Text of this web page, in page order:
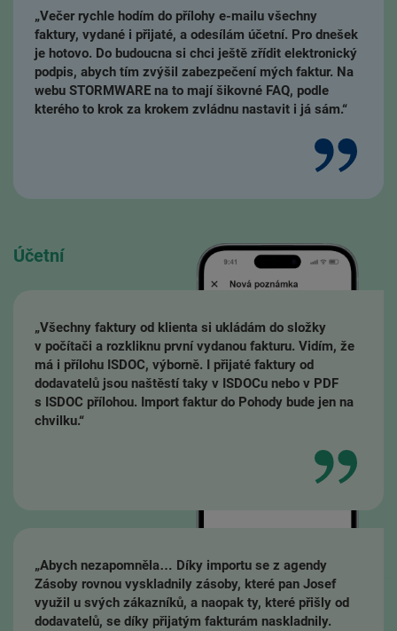
„Večer rychle hodím do přílohy e-mailu všechny
faktury, vydané i přijaté, a odesílám účetní. Pro dnešek
je hotovo. Do budoucna si chci ještě zřídit elektronický
podpis, abych tím zvýšil zabezpečení mých faktur. Na
webu STORMWARE na to mají šikovné FAQ, podle
kterého to krok za krokem zvládnu nastavit i já sám.“
Účetní
„Všechny faktury od klienta si ukládám do složky
v počítači a rozkliknu první vydanou fakturu. Vidím, že
má i přílohu ISDOC, výborně. I přijaté faktury od
dodavatelů jsou naštěstí taky v ISDOCu nebo v PDF
s ISDOC přílohou. Import faktur do Pohody bude jen na
chvilku.“
„Abych nezapomněla… Díky importu se z agendy
Zásoby rovnou vyskladnily zásoby, které pan Josef
využil u svých zákazníků, a naopak ty, které přišly od
dodavatelů, se díky přijatým fakturám naskladnily.